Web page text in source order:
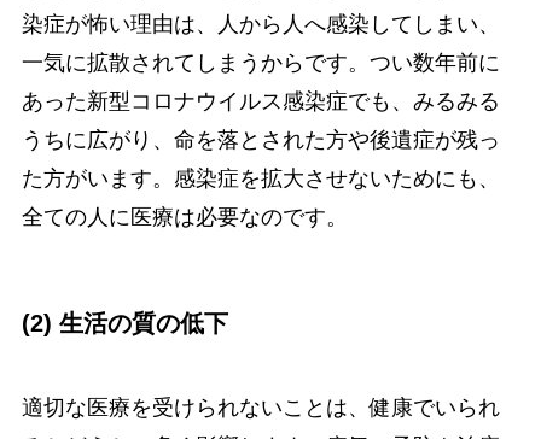
染症が怖い理由は、人から人へ感染してしまい、
一気に拡散されてしまうからです。つい数年前に
あった新型コロナウイルス感染症でも、みるみる
うちに広がり、命を落とされた方や後遺症が残っ
た方がいます。感染症を拡大させないためにも、
全ての人に医療は必要なのです。
(2) 生活の質の低下
適切な医療を受けられないことは、健康でいられ